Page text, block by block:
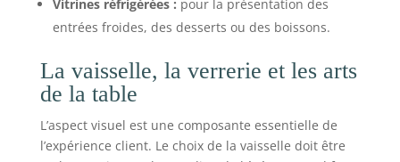
Vitrines réfrigérées : pour la présentation des
entrées froides, des desserts ou des boissons.
La vaisselle, la verrerie et les arts
de la table
L’aspect visuel est une composante essentielle de
l’expérience client. Le choix de la vaisselle doit être